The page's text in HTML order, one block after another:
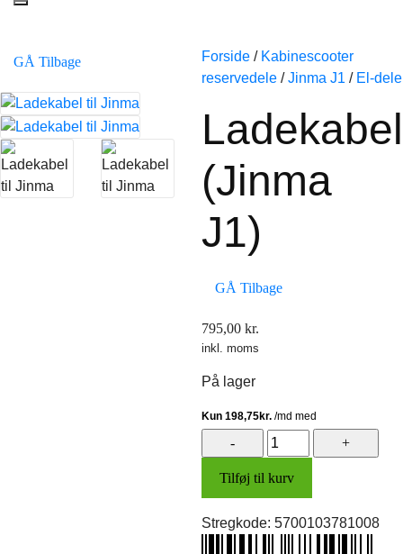
GÅ Tilbage Forside / Kabinescooter
reservedele / Jinma J1 / El-dele
Ladekabel
(Jinma
J1)
GÅ Tilbage
795,00 kr.
inkl. moms
På lager
Ladekabel
(Jinma
J1)
antal
Tilføj til kurv
Stregkode: 5700103781008